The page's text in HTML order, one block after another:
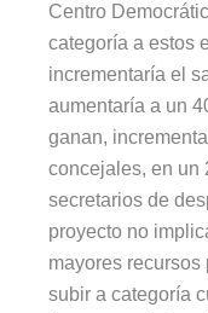
Centro
categoría a estos
incrementaría el
aumentaría a un
ganan,
concejales, en un
secretarios de
proyecto no
mayores
subir a categoría